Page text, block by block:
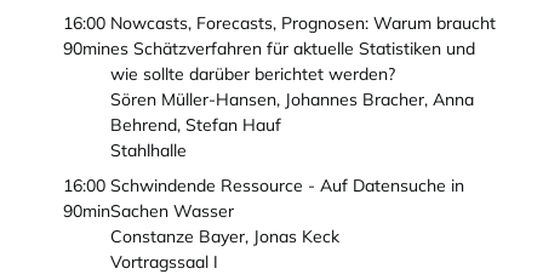
16:00
90min
Nowcasts, Forecasts, Prognosen: Warum braucht
es Schätzverfahren für aktuelle Statistiken und
wie sollte darüber berichtet werden?
Sören Müller-Hansen, Johannes Bracher, Anna
Behrend, Stefan Hauf
Stahlhalle
16:00
90min
Schwindende Ressource - Auf Datensuche in
Sachen Wasser
Constanze Bayer, Jonas Keck
Vortragssaal I